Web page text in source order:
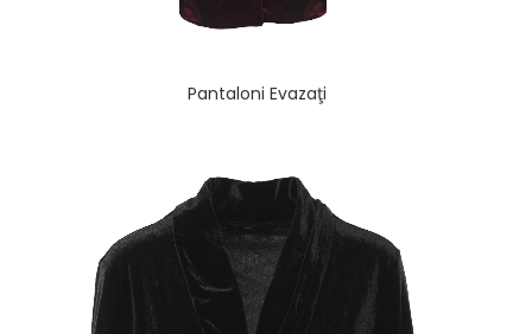
Pantaloni Evazaţi